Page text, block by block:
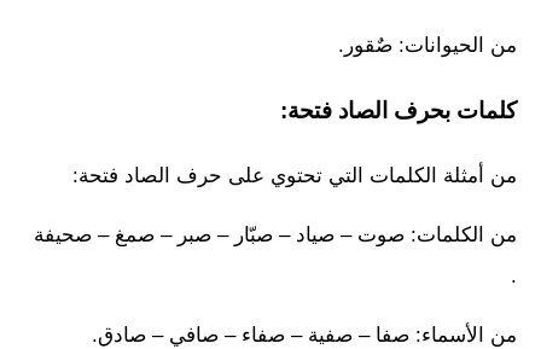
من الحيوانات: صٌقور.
كلمات بحرف الصاد فتحة:
من أمثلة الكلمات التي تحتوي على حرف الصاد فتحة:
من الكلمات: صوت – صياد – صبّار – صبر – صمغ – صحيفة
.
من الأسماء: صفا – صفية – صفاء – صافي – صادق.